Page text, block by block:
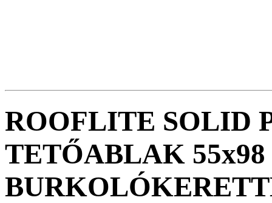
ROOFLITE SOLID
TETŐABLAK 55x98